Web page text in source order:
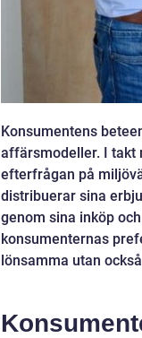
Konsumentens
affärsmodeller. I takt
efterfrågan på
distribuerar sina
genom sina inköp
konsumenternas
lönsamma utan